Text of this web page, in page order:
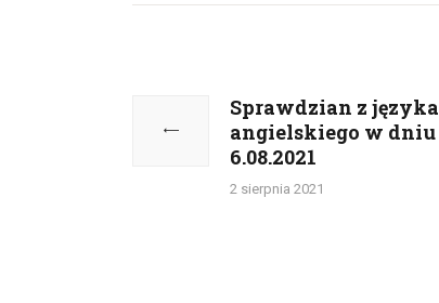
wpisu
Previous
post:
Sprawdzian z języka
angielskiego w dniu
6.08.2021
2 sierpnia 2021